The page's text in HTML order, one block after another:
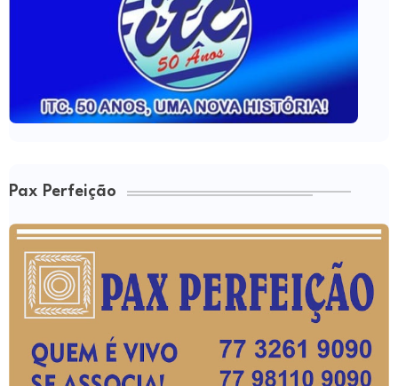
Pax Perfeição